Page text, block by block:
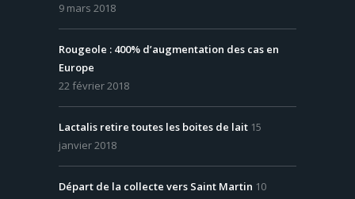
9 mars 2018
Rougeole : 400% d’augmentation des cas en
Europe
22 février 2018
Lactalis retire toutes les boites de lait 15
janvier 2018
Départ de la collecte vers Saint Martin 10